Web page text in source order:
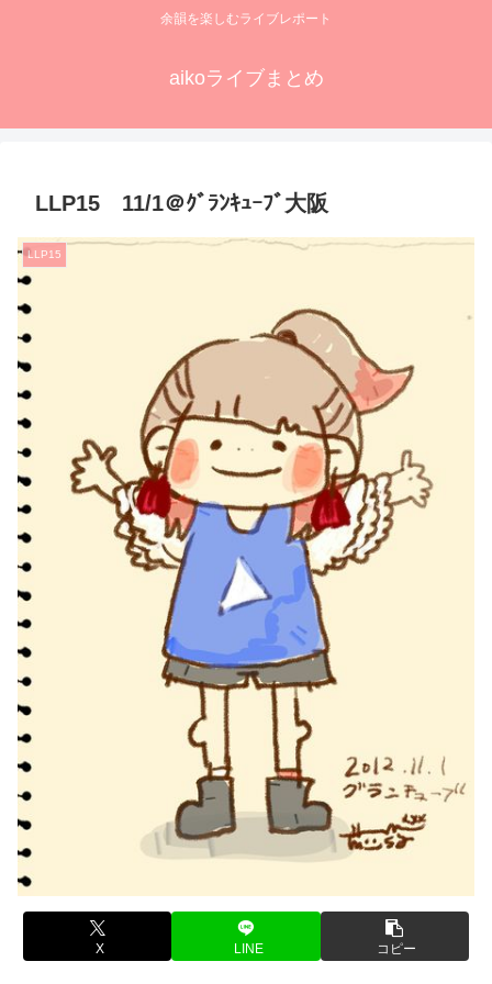
余韻を楽しむライブレポート
aikoライブまとめ
LLP15 11/1＠ｸﾞﾗﾝｷｭｰﾌﾞ大阪
LLP15
X LINE コピー